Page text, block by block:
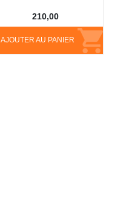
AJOUTER AU PANIER
210,00